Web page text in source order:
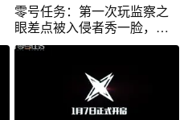
零号任务：第一次玩监察之
眼差点被入侵者秀一脸，还
好队友是大腿